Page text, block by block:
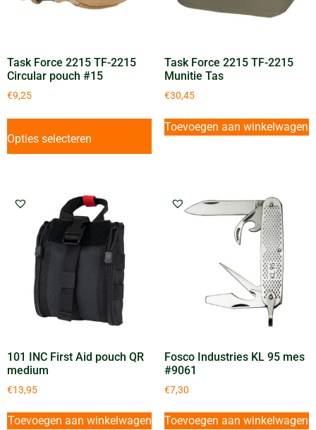
Task Force 2215 TF-2215
Circular pouch #15
€9,25
Opties selecteren
Task Force 2215 TF-2215
Munitie Tas
€30,45
Toevoegen aan winkelwagen
101 INC First Aid pouch QR
medium
€13,95
Toevoegen aan winkelwagen
Fosco Industries KL 95 mes
#9061
€7,30
Toevoegen aan winkelwagen